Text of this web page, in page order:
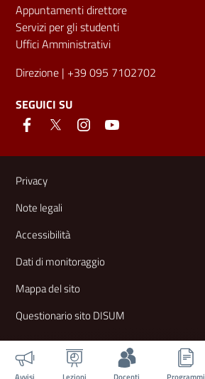
Avvisi Lezioni Docenti Programmi
Appuntamenti direttore
Servizi per gli studenti
Uffici Amministrativi
Direzione | +39 095 7102702
SEGUICI SU
Link e informazioni utili
Privacy
Note legali
Accessibilità
Dati di monitoraggio
Mappa del sito
Questionario sito DISUM